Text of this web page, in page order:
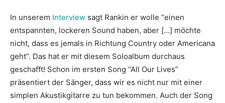
In unserem Interview sagt Rankin er wolle “einen
entspannten, lockeren Sound haben, aber […] möchte
nicht, dass es jemals in Richtung Country oder Americana
geht”. Das hat er mit diesem Soloalbum durchaus
geschafft! Schon im ersten Song “All Our Lives”
präsentiert der Sänger, dass wir es nicht nur mit einer
simplen Akustikgitarre zu tun bekommen. Auch der Song